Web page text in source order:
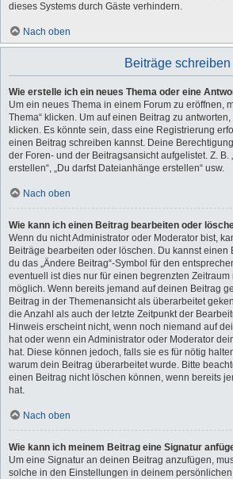
dieses Systems durch Gäste verhindern.
Nach oben
Beiträge schreiben
Wie erstelle ich ein neues Thema oder eine
Um ein neues Thema in einem Forum zu eröffnen,
Thema“ klicken. Um auf einen Beitrag zu antworten,
klicken. Es könnte sein, dass eine Registrierung
einen Beitrag schreiben kannst. Deine
der Foren- und der Beitragsansicht aufgelistet. Z. B.
erstellen“, „Du darfst Dateianhänge erstellen“ usw.
Nach oben
Wie kann ich einen Beitrag bearbeiten oder
Wenn du nicht Administrator oder Moderator bist,
Beiträge bearbeiten oder löschen. Du kannst einen
du das „Ändere Beitrag“-Symbol für den
eventuell ist dies nur für einen begrenzten
möglich. Wenn bereits jemand auf deinen Beitrag
Beitrag in der Themenansicht als überarbeitet
die Anzahl als auch der letzte Zeitpunkt der
Hinweis erscheint nicht, wenn noch niemand auf
hat oder wenn ein Administrator oder Moderator
hat. Diese können jedoch, falls sie es für nötig
warum dein Beitrag überarbeitet wurde. Bitte
einen Beitrag nicht löschen können, wenn bereits
hat.
Nach oben
Wie kann ich meinem Beitrag eine Signatur
Um eine Signatur an deinen Beitrag anzufügen,
solche in den Einstellungen in deinem